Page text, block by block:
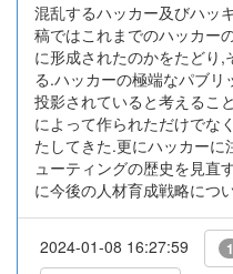
混乱するハッカー及びハッ
稿ではこれまでのハッカー
に形成されたのかをたどり
る.ハッカーの極端なパブ
投影されていると考えるこ
によって作られただけでな
たしてきた.更にハッカー
ューティングの歴史を見直
に今後の人材育成戦略につ
2024-01-08 16:27:59 1